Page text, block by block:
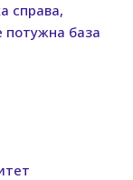
справа,
потужна база